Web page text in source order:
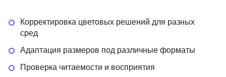
Корректировка цветовых решений для разных
сред
Адаптация размеров под различные форматы
Проверка читаемости и восприятия